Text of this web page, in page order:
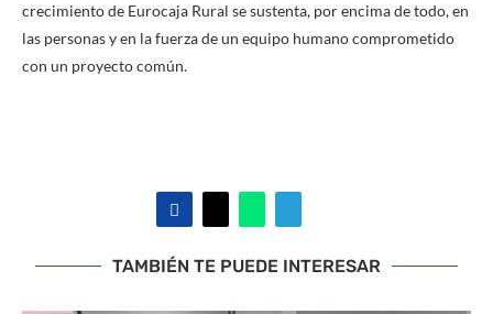
crecimiento de Eurocaja Rural se sustenta, por encima de todo, en
las personas y en la fuerza de un equipo humano comprometido
con un proyecto común.
TAMBIÉN TE PUEDE INTERESAR